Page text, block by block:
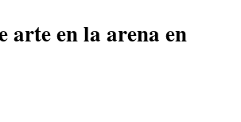
arte en la arena en